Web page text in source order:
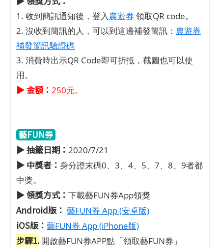
1. 收到簡訊通知後，登入農遊券 領取QR code。
2. 沒收到簡訊的人，可以到這邊補發簡訊： 農遊券
補發簡訊驗證碼
3. 消費時出示QR Code即可折抵，截圖也可以使
用。
▶ 金額： 250元。
藝FUN券
▶ 抽籤日期： 2020/7/21
▶ 中獎者： 身分證末碼0、3、4、5、7、8、9者都
中獎。
▶ 領獎方式： 下載藝FUN券App領獎
Android版： 藝FUN券 App (安卓版)
iOS版： 藝FUN券 App (iPhone版)
步驟1. 開啟藝FUN券APP點「領取藝FUN券」